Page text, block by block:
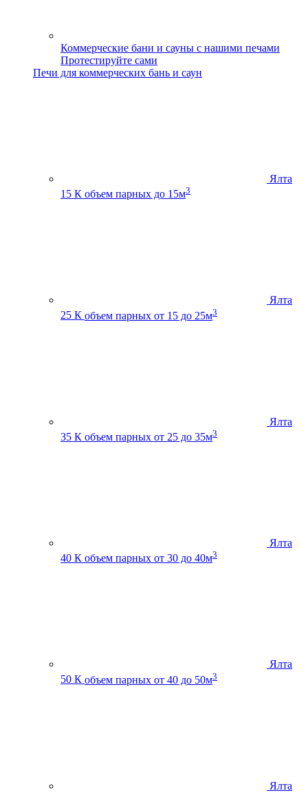
Коммерческие бани и сауны с нашими печами
Протестируйте сами
Печи для коммерческих бань и саун
Ялта
15 К объем парных до 15м3
Ялта
25 К объем парных от 15 до 25м3
Ялта
35 К объем парных от 25 до 35м3
Ялта
40 К объем парных от 30 до 40м3
Ялта
50 К объем парных от 40 до 50м3
Ялта